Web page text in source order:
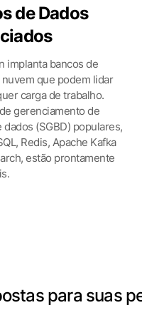
de Dados
implanta bancos de
que podem lidar
carga de trabalho.
gerenciamento de
dados (SGBD) populares,
Redis, Apache Kafka
estão prontamente
para suas